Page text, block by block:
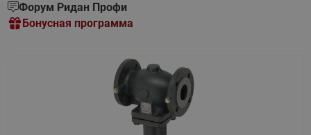
Форум Ридан Профи
Бонусная программа